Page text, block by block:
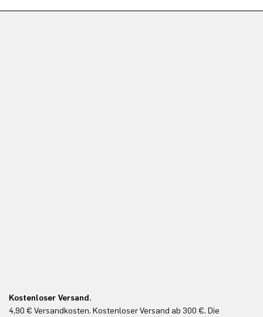
Kostenloser Versand.
4,90 € Versandkosten. Kostenloser Versand ab 300 €. Die